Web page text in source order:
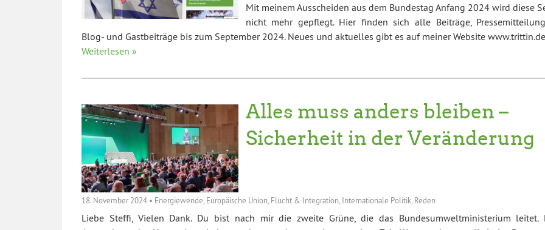
Mit meinem Ausscheiden aus dem Bundestag Anfang 2024 wird diese
nicht mehr gepflegt. Hier finden sich alle Beiträge,
Blog- und Gastbeiträge bis zum September 2024. Neues und aktuelles gibt es auf meiner Website www.trittin.de
Weiterlesen »
Alles muss anders bleiben –
Sicherheit in der Veränderung
18. November 2024 • Energiewende, Europäische Union, Flucht & Integration, Internationale Politik, Reden
Liebe Steffi, Vielen Dank. Du bist nach mir die zweite Grüne, die das Bundesumweltministerium leitet.